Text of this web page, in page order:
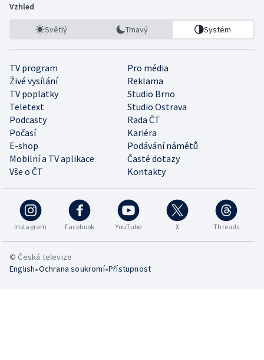
Vzhled
Světlý Tmavý Systém
TV program
Pro média
Živé vysílání
Reklama
TV poplatky
Studio Brno
Teletext
Studio Ostrava
Podcasty
Rada ČT
Počasí
Kariéra
E-shop
Podávání námětů
Mobilní a TV aplikace
Časté dotazy
Vše o ČT
Kontakty
Instagram Facebook YouTube X Threads
© Česká televize
English•Ochrana soukromí•Přístupnost